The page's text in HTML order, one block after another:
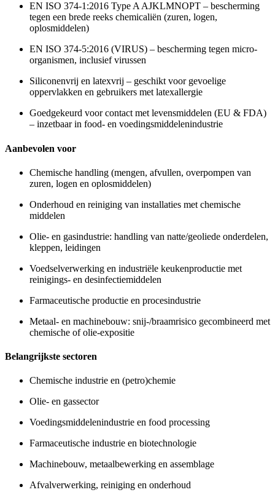
EN ISO 374-1:2016 Type A AJKLMNOPT – bescherming
tegen een brede reeks chemicaliën (zuren, logen,
oplosmiddelen)
EN ISO 374-5:2016 (VIRUS) – bescherming tegen micro-
organismen, inclusief virussen
Siliconenvrij en latexvrij – geschikt voor gevoelige
oppervlakken en gebruikers met latexallergie
Goedgekeurd voor contact met levensmiddelen (EU & FDA)
– inzetbaar in food- en voedingsmiddelenindustrie
Aanbevolen voor
Chemische handling (mengen, afvullen, overpompen van
zuren, logen en oplosmiddelen)
Onderhoud en reiniging van installaties met chemische
middelen
Olie- en gasindustrie: handling van natte/geoliede onderdelen,
kleppen, leidingen
Voedselverwerking en industriële keukenproductie met
reinigings- en desinfectiemiddelen
Farmaceutische productie en procesindustrie
Metaal- en machinebouw: snij-/braamrisico gecombineerd met
chemische of olie-expositie
Belangrijkste sectoren
Chemische industrie en (petro)chemie
Olie- en gassector
Voedingsmiddelenindustrie en food processing
Farmaceutische industrie en biotechnologie
Machinebouw, metaalbewerking en assemblage
Afvalverwerking, reiniging en onderhoud